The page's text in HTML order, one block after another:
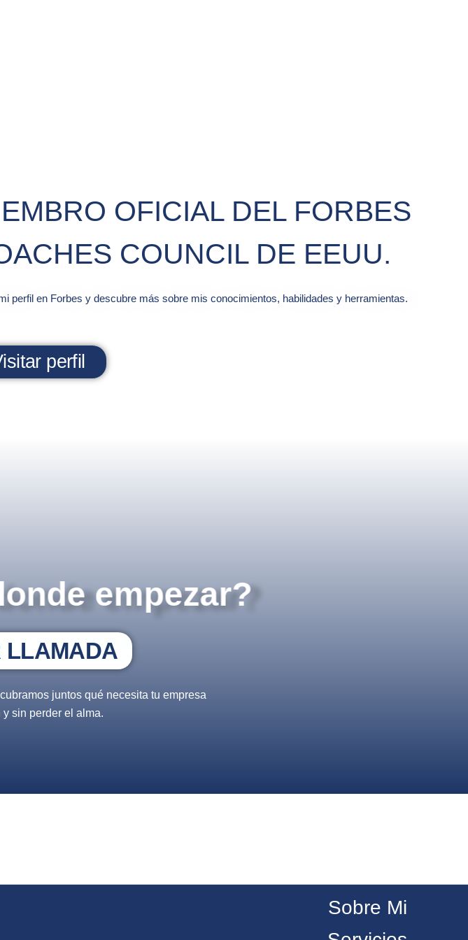
OFICIAL DEL FORBES
COUNCIL DE EEUU.
perfil en Forbes y descubre más sobre mis conocimientos, habilidades y herramientas.
perfil
empezar?
LLAMADA
juntos qué necesita tu empresa
sin perder el alma.
Sobre Mi